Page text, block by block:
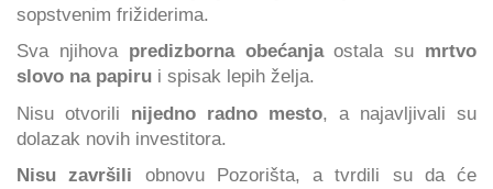
sopstvenim frižiderima.
Sva njihova predizborna obećanjaostala su mrtvo
slovo na papiru i spisak lepih želja.
Nisu otvorili nijedno radno mesto, a najavljivali su
dolazak novih investitora.
Nisu završili obnovu Pozorišta, a tvrdili su da će